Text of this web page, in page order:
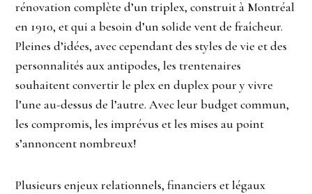
rénovation complète d’un triplex, construit à Montréal
en 1910, et qui a besoin d’un solide vent de fraîcheur.
Pleines d’idées, avec cependant des styles de vie et des
personnalités aux antipodes, les trentenaires
souhaitent convertir le plex en duplex pour y vivre
l’une au-dessus de l’autre. Avec leur budget commun,
les compromis, les imprévus et les mises au point
s’annoncent nombreux!
Plusieurs enjeux relationnels, financiers et légaux